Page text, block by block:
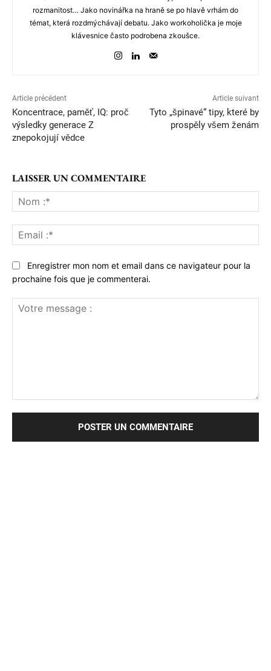
rozmanitost… Jako novinářka na hraně se po hlavě vrhám do
témat, která rozdmýchávají debatu. Jako workoholička je moje
klávesnice často podrobena zkoušce.
Article précédent
Koncentrace, paměť, IQ: proč
výsledky generace Z
znepokojují vědce
Article suivant
Tyto „špinavé“ tipy, které by
prospěly všem ženám
LAISSER UN COMMENTAIRE
:*
:*
Enregistrer mon nom et email dans ce navigateur pour la
prochaine fois que je commenterai.